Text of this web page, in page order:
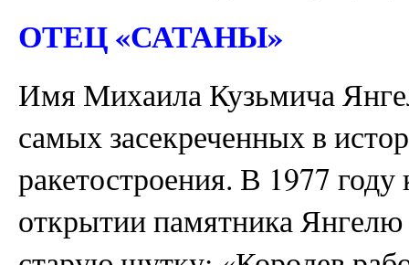
ОТЕЦ «САТАНЫ»
Имя Михаила Кузьмича
самых засекреченных в
ракетостроения. В 1977
открытии памятника